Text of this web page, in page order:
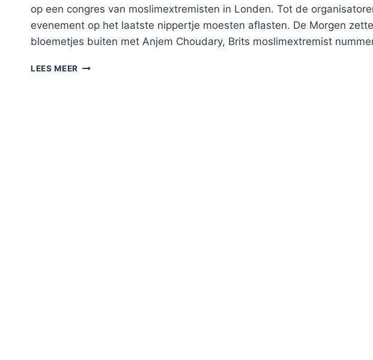
op een congres van moslimextremisten in Londen. Tot de
evenement op het laatste nippertje moesten aflasten. De Morgen
bloemetjes buiten met Anjem Choudary, Brits moslimextremist
LEES MEER “WIJ